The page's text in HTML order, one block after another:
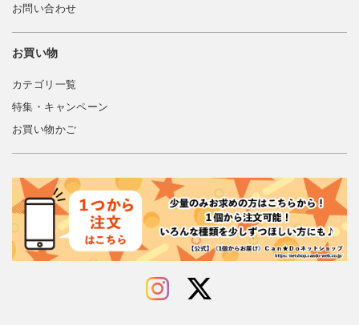
お問い合わせ
お買い物
カテゴリ一覧
特集・キャンペーン
お買い物かご